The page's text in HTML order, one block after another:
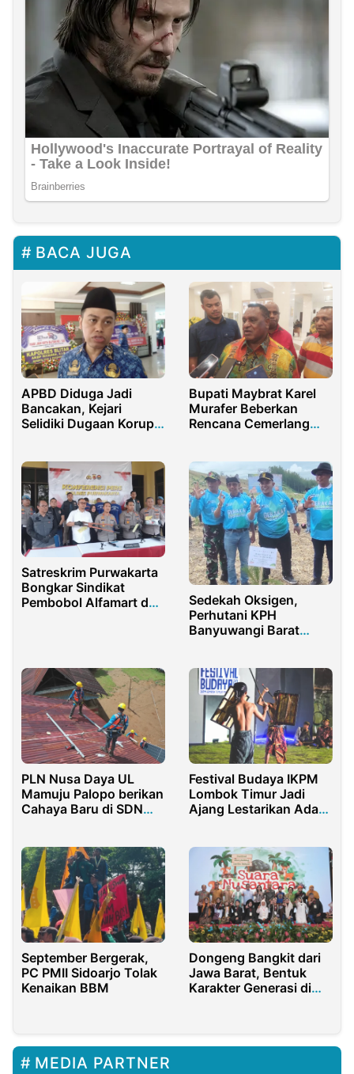
BACA JUGA
APBD Diduga Jadi
Bancakan, Kejari
Selidiki Dugaan Korupsi
Bupati Maybrat Karel
Murafer Beberkan
Rencana Cemerlang
Satreskrim Purwakarta
Bongkar Sindikat
Pembobol Alfamart dan
Sedekah Oksigen,
Perhutani KPH
Banyuwangi Barat
PLN Nusa Daya UL
Mamuju Palopo berikan
Cahaya Baru di SDN
Festival Budaya IKPM
Lombok Timur Jadi
Ajang Lestarikan Adat
September Bergerak,
PC PMII Sidoarjo Tolak
Kenaikan BBM
Dongeng Bangkit dari
Jawa Barat, Bentuk
Karakter Generasi di
MEDIA PARTNER